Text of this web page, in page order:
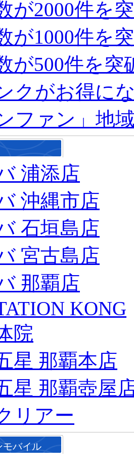
が2000件を
が1000件を
が500件を突
クがお得に
ファン」地
浦添店
沖縄市店
石垣島店
宮古島店
那覇店
KONG
院
星 那覇本店
星 那覇壺屋
リアー
モバイル